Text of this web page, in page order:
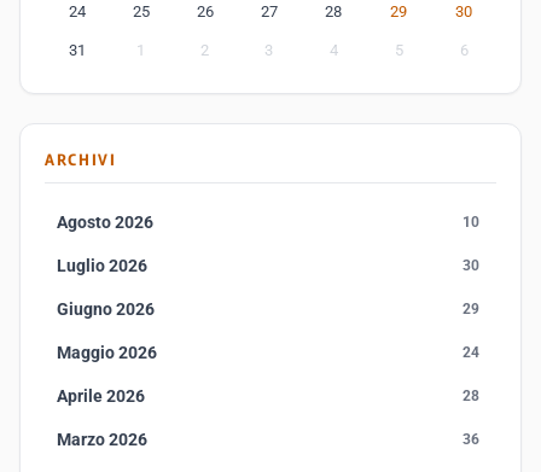
24 25 26 27 28 29 30
31 1 2 3 4 5 6
ARCHIVI
Agosto 2026 10
Luglio 2026 30
Giugno 2026 29
Maggio 2026 24
Aprile 2026 28
Marzo 2026 36